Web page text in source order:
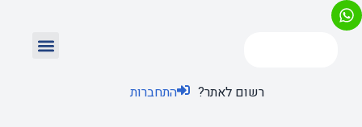
רשום לאתר? התחברות